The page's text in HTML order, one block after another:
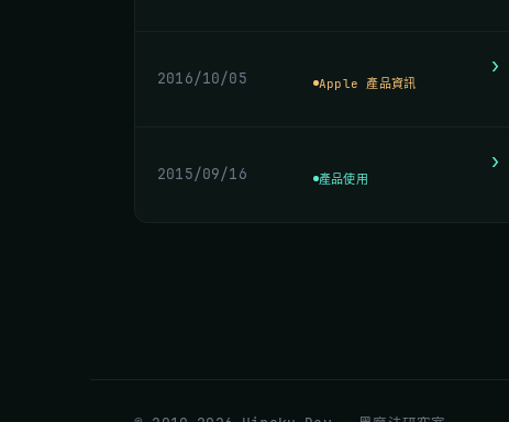
2016/10/05 Apple 產品資訊
2015/09/16 產品使用